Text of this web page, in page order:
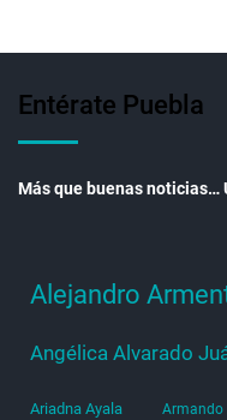
Entérate Puebla
Más que buenas noticias…
Alejandro
Angélica Alvarado
Ariadna Ayala Armando